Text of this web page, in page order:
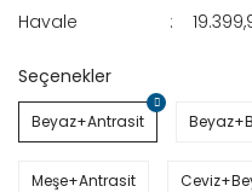
Havale
Seçenekler
Beyaz+Antrasit
Meşe+Antrasit